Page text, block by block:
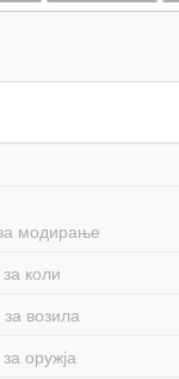
модирање
коли
возила
оружја